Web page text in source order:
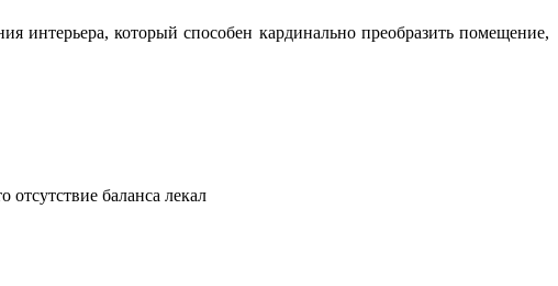
который способен кардинально преобразить помещение,
баланса лекал